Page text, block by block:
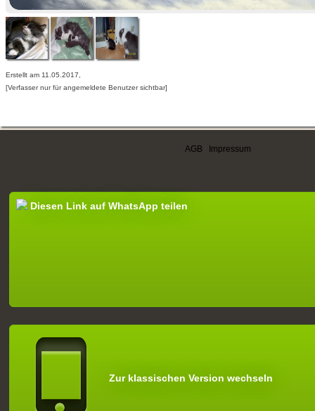
Erstellt am 11.05.2017,
[Verfasser nur für angemeldete Benutzer sichtbar]
AGB Impressum
Diesen Link auf WhatsApp teilen
Zur klassischen Version wechseln